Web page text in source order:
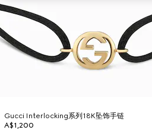
Gucci Interlocking系列18K坠饰手链
A$1,200